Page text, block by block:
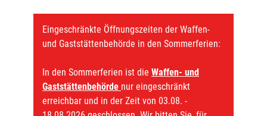
Eingeschränkte Öffnungszeiten der Waffen-
und Gaststättenbehörde in den Sommerferien:
In den Sommerferien ist die Waffen- und
Gaststättenbehörde nur eingeschränkt
erreichbar und in der Zeit von 03.08. -